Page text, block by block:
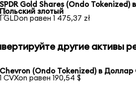
SPDR Gold Shares (Ondo Tokenized) в
Польский злотый
1 GLDon равен 1 475,37 zł
другие активы
Chevron (Ondo Tokenized) в
1 CVXon равен 190,54 $